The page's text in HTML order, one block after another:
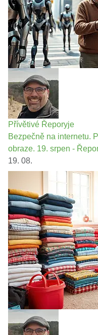
Přívětivé Řeporyje
Bezpečně na internetu.
obraze. 19. srpen -
19. 08.